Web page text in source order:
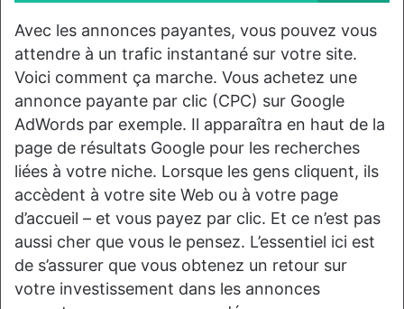
Avec les annonces payantes, vous pouvez vous
attendre à un trafic instantané sur votre site.
Voici comment ça marche. Vous achetez une
annonce payante par clic (CPC) sur Google
AdWords par exemple. Il apparaîtra en haut de la
page de résultats Google pour les recherches
liées à votre niche. Lorsque les gens cliquent, ils
accèdent à votre site Web ou à votre page
d’accueil – et vous payez par clic. Et ce n’est pas
aussi cher que vous le pensez. L’essentiel ici est
de s’assurer que vous obtenez un retour sur
votre investissement dans les annonces